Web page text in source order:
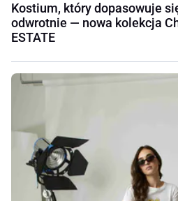
Kostium, który dopasowuje
odwrotnie — nowa kolekcja
ESTATE